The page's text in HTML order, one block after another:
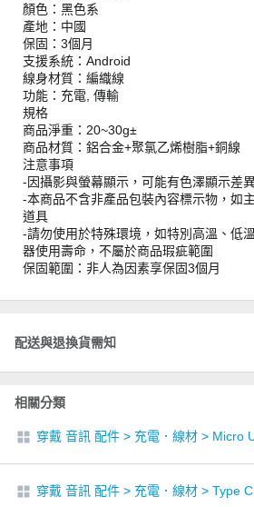
顏色：黑色系
產地：中國
保固：3個月
支援系統：Android
線身材質：編織線
功能：充電, 傳輸
規格
商品淨重：20~30g±
商品材質：鋁合金+聚氯乙烯樹脂+銅線
注意事項
-因攝影與螢幕顯示，可能有色澤顯示差
-本商品不含非產品包裝內容標示物，如
道具
-請勿使用於特殊環境，如特別高溫、低
器使用壽命，不屬於商品瑕疵範圍
保固範圍：非人為因素享保固3個月
配送與退換貨需知
相關分類
穿戴 音訊 配件 > 充電．線材 > Micro
穿戴 音訊 配件 > 充電．線材 > Type